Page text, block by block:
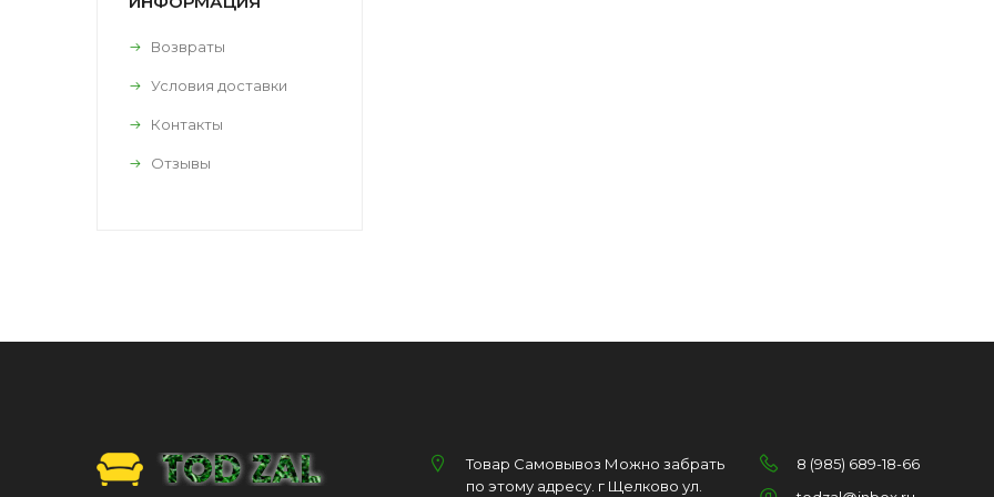
Возвраты
Условия доставки
Контакты
Отзывы
Товар Самовывоз Можно забрать
по этому адресу. г Щелково ул.
8 (985) 689-18-66